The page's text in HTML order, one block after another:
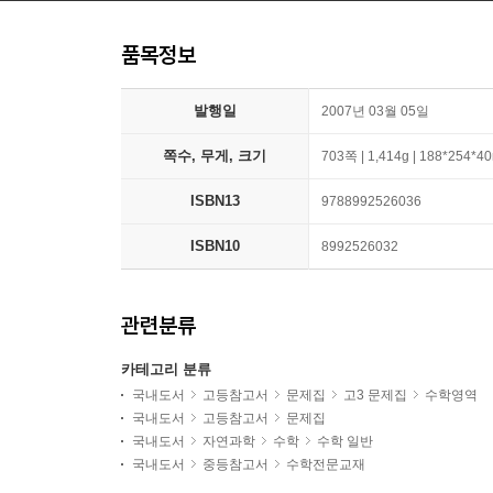
품목정보
발행일 2007년 03월 05일
쪽수, 무게, 크기 703쪽 | 1,414g |
ISBN13 9788992526036
ISBN10 8992526032
관련분류
카테고리 분류
국내도서 고등참고서 문제집 고3 문제집
수학영역
국내도서
고등참고서
문제집
국내도서
자연과학 수학
수학 일반
국내도서
중등참고서 수학전문교재